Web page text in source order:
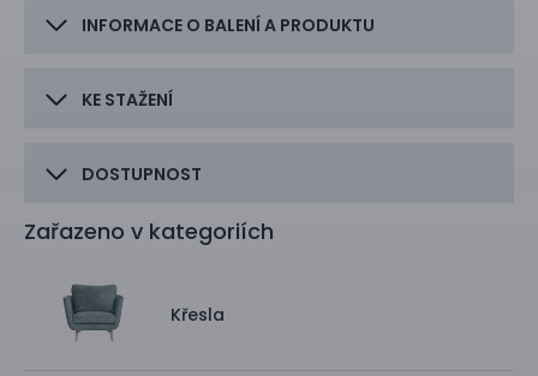
INFORMACE O BALENÍ A PRODUKTU
KE STAŽENÍ
DOSTUPNOST
Zařazeno v kategoriích
Křesla